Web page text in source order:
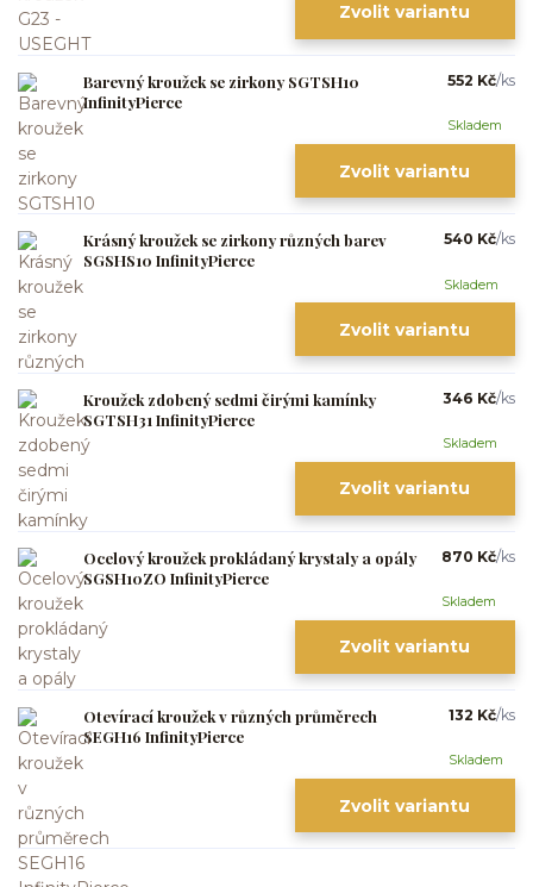
Zvolit variantu
Barevný kroužek se zirkony SGTSH10
InfinityPierce
552 Kč/ks
Skladem
Zvolit variantu
Krásný kroužek se zirkony různých barev
SGSHS10 InfinityPierce
540 Kč/ks
Skladem
Zvolit variantu
Kroužek zdobený sedmi čirými kamínky
SGTSH31 InfinityPierce
346 Kč/ks
Skladem
Zvolit variantu
Ocelový kroužek prokládaný krystaly a opály
SGSH10ZO InfinityPierce
870 Kč/ks
Skladem
Zvolit variantu
Otevírací kroužek v různých průměrech
SEGH16 InfinityPierce
132 Kč/ks
Skladem
Zvolit variantu